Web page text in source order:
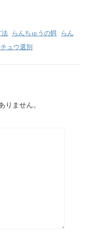
法, らんちゅうの餌, らん
ュウ選別
りません。